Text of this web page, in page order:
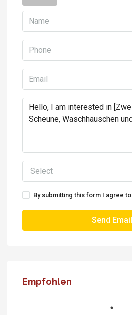
Select
By submitting this form I agree to
Send Email
Empfohlen